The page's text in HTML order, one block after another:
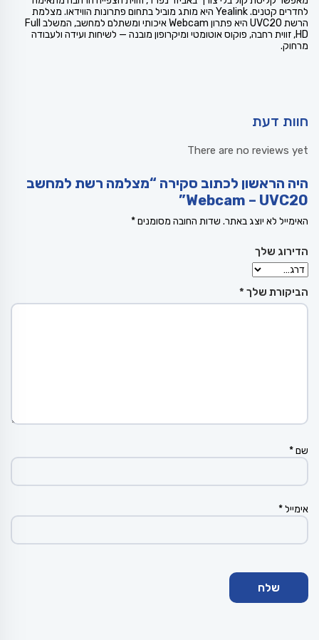
לחדרים קטנים. Yealink היא מותג מוביל בתחום פתרונות הווידאו. מצלמת
הרשת UVC20 היא פתרון Webcam איכותי ומשתלם למחשב, המשלב Full
HD, זווית רחבה, פוקוס אוטומטי ומיקרופון מובנה — לשיחות ועידה ולעבודה
מרחוק.
חוות דעת
There are no reviews yet
היה הראשון לכתוב סקירה “מצלמה רשת למחשב
Webcam – UVC20”
האימייל לא יוצג באתר. שדות החובה מסומנים*
הדירוג שלך
הביקורת שלך *
שם*
אימייל*